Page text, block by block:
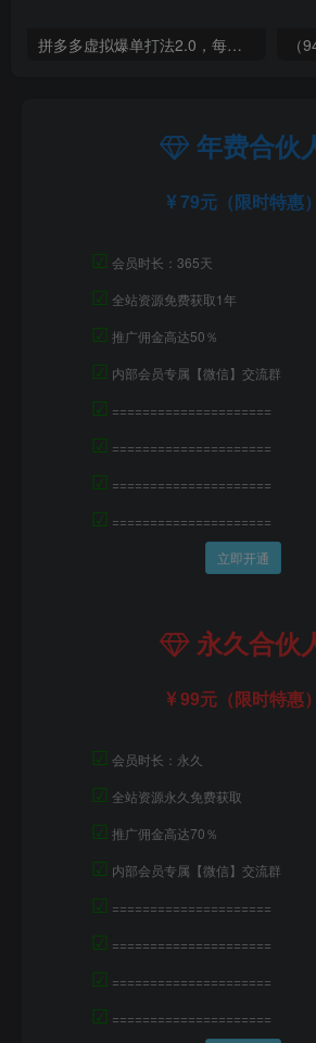
拼多多虚拟爆单打法2.0，每天10分钟，月产5000+，从0到1赚收益教程
年费合伙
79元（限时特惠）
☑ 会员时长：365天
☑ 全站资源免费获取1年
☑ 推广佣金高达50％
☑ 内部会员专属【微信】交流群
☑ =====================
☑ =====================
☑ =====================
☑ =====================
立即开通
永久合伙
99元（限时特惠）
☑ 会员时长：永久
☑ 全站资源永久免费获取
☑ 推广佣金高达70％
☑ 内部会员专属【微信】交流群
☑ =====================
☑ =====================
☑ =====================
☑ =====================